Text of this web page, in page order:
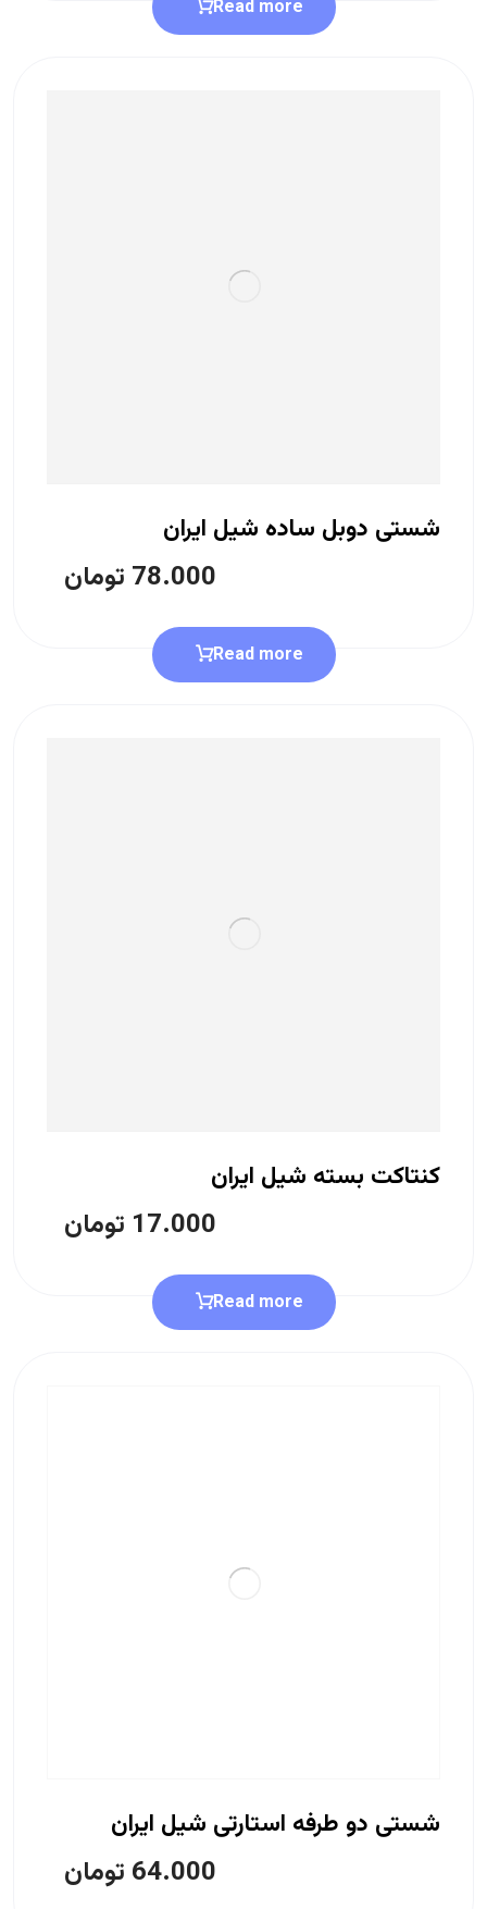
Read more
شستی دوبل ساده شیل ایران
78.000 تومان
Read more
کنتاکت بسته شیل ایران
17.000 تومان
Read more
شستی دو طرفه استارتی شیل ایران
64.000 تومان